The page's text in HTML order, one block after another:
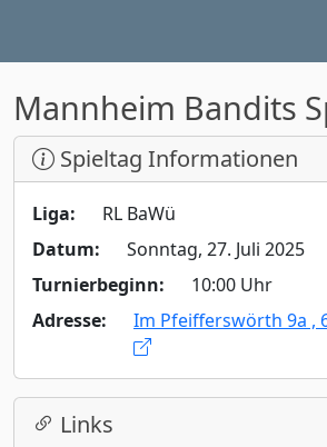
Mannheim Bandits
Spieltag Informationen
Liga:
RL BaWü
Datum:
Sonntag, 27. Juli 2025
Turnierbeginn:
10:00 Uhr
Adresse:
Im Pfeifferswörth 9a ,
Links